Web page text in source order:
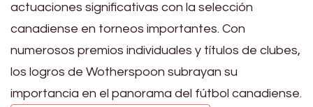
actuaciones significativas con la selección
canadiense en torneos importantes. Con
numerosos premios individuales y títulos de clubes,
los logros de Wotherspoon subrayan su
importancia en el panorama del fútbol canadiense.